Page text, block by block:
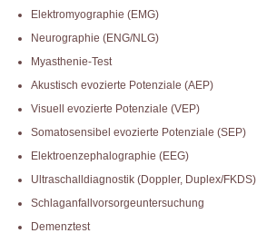
Elektromyographie (EMG)
Neurographie (ENG/NLG)
Myasthenie-Test
Akustisch evozierte Potenziale (AEP)
Visuell evozierte Potenziale (VEP)
Somatosensibel evozierte Potenziale (SEP)
Elektroenzephalographie (EEG)
Ultraschalldiagnostik (Doppler, Duplex/FKDS)
Schlaganfallvorsorgeuntersuchung
Demenztest